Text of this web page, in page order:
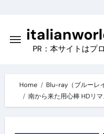
content
PR：本サイトはプ
Home
Blu-ray（ブルーレ
南から来た用心棒 HDリ